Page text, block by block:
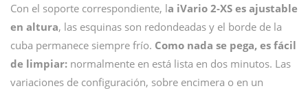
Con el soporte correspondiente, la iVario 2-XS es ​​ajustable
en altura, las esquinas son redondeadas y el borde de la
cuba permanece siempre frío. Como nada se pega, es fácil
de limpiar: normalmente en está lista en dos minutos. Las
variaciones de configuración, sobre encimera o en un